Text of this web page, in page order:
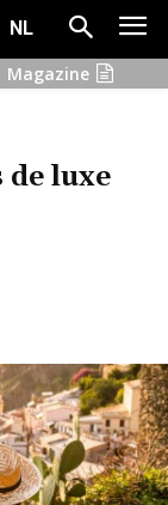
NL
Magazine
de luxe